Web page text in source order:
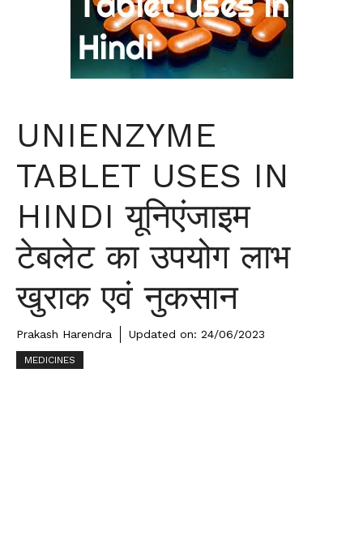
UNIENZYME
TABLET USES IN
HINDI यूनिएंजाइम
टेबलेट का उपयोग लाभ
खुराक एवं नुकसान
Prakash Harendra Updated on: 24/06/2023
MEDICINES